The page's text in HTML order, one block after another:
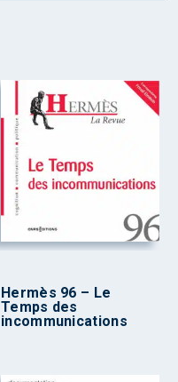
Hermès 96 – Le
Temps des
incommunications